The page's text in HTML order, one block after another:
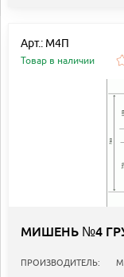
Арт.: М4П
Товар в наличии
МИШЕНЬ №4
ПРОИЗВОДИТЕЛЬ: